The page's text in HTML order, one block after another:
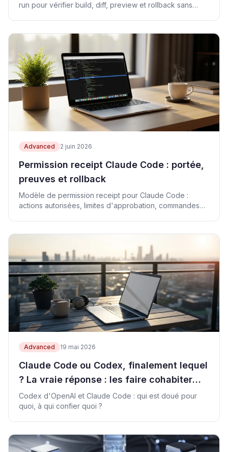
run pour vérifier build, diff, preview et rollback sans
Advanced 2 juin 2026
Permission receipt Claude Code : portée,
preuves et rollback
Modèle de permission receipt pour Claude Code :
actions autorisées, limites d'approbation, commandes
Advanced 19 mai 2026
Claude Code ou Codex, finalement lequel
? La vraie réponse : les faire cohabiter
sans accident
Codex d'OpenAI et Claude Code : qui est doué pour
quoi, à qui confier quoi ?